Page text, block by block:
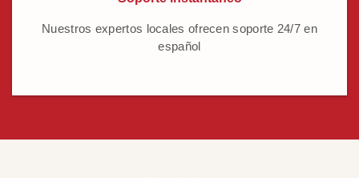
Nuestros expertos locales ofrecen soporte 24/7 en
español